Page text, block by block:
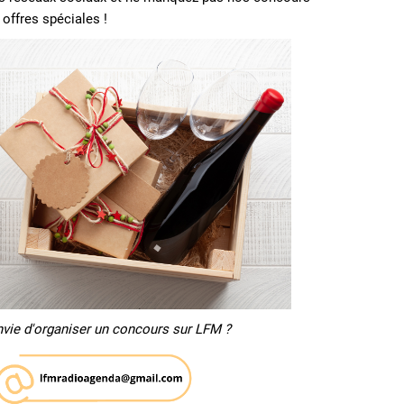
offres spéciales !
d'organiser un concours sur LFM ?